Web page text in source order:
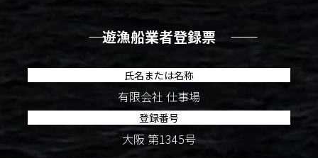
―― 遊漁船業者登録票 ――
氏名または名称
有限会社 仕事場
登録番号
大阪 第1345号